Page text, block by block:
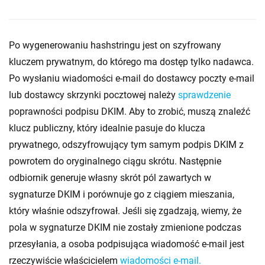
Po wygenerowaniu hashstringu jest on szyfrowany
kluczem prywatnym, do którego ma dostęp tylko nadawca.
Po wysłaniu wiadomości e-mail do dostawcy poczty e-mail
lub dostawcy skrzynki pocztowej należy sprawdzenie
poprawności podpisu DKIM. Aby to zrobić, muszą znaleźć
klucz publiczny, który idealnie pasuje do klucza
prywatnego, odszyfrowujący tym samym podpis DKIM z
powrotem do oryginalnego ciągu skrótu. Następnie
odbiornik generuje własny skrót pól zawartych w
sygnaturze DKIM i porównuje go z ciągiem mieszania,
który właśnie odszyfrował. Jeśli się zgadzają, wiemy, że
pola w sygnaturze DKIM nie zostały zmienione podczas
przesyłania, a osoba podpisująca wiadomość e-mail jest
rzeczywiście właścicielem wiadomości e-mail.